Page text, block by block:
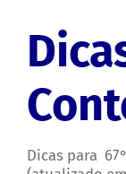
Dicas para